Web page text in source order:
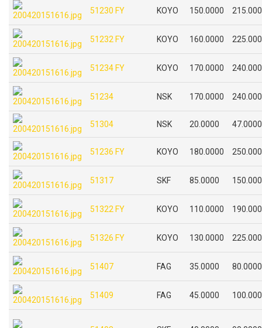
51230 FY KOYO 150.0000
51232 FY KOYO 160.0000
51234 FY KOYO 170.0000
51234 NSK 170.0000
51304 NSK 20.0000 47.0000
51236 FY KOYO 180.0000
51317 SKF 85.0000
51322 FY KOYO 110.0000
51326 FY KOYO 130.0000
51407 FAG 35.0000 80.0000
51409 FAG 45.0000